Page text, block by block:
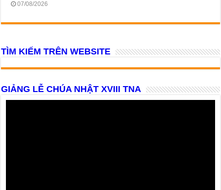
07/08/2026
TÌM KIẾM TRÊN WEBSITE
GIẢNG LỄ CHÚA NHẬT XVIII TNA